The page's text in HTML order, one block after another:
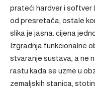
prateći hardver i softver
od presretača, ostale
slika je jasna: cijena
Izgradnja funkcionalne
stvaranje sustava, a ne
rastu kada se uzme u
zemaljskih stanica,